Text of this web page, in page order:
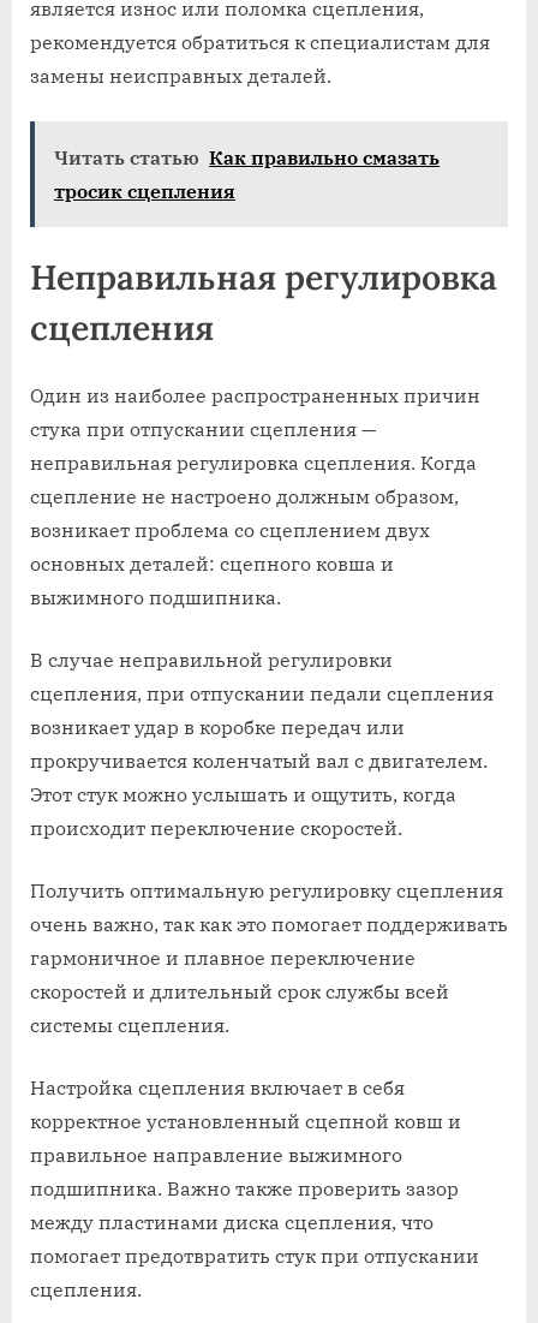
является износ или поломка сцепления,
рекомендуется обратиться к специалистам для
замены неисправных деталей.
Читать статью Как правильно смазать
тросик сцепления
Неправильная регулировка
сцепления
Один из наиболее распространенных причин
стука при отпускании сцепления —
неправильная регулировка сцепления. Когда
сцепление не настроено должным образом,
возникает проблема со сцеплением двух
основных деталей: сцепного ковша и
выжимного подшипника.
В случае неправильной регулировки
сцепления, при отпускании педали сцепления
возникает удар в коробке передач или
прокручивается коленчатый вал с двигателем.
Этот стук можно услышать и ощутить, когда
происходит переключение скоростей.
Получить оптимальную регулировку сцепления
очень важно, так как это помогает поддерживать
гармоничное и плавное переключение
скоростей и длительный срок службы всей
системы сцепления.
Настройка сцепления включает в себя
корректное установленный сцепной ковш и
правильное направление выжимного
подшипника. Важно также проверить зазор
между пластинами диска сцепления, что
помогает предотвратить стук при отпускании
сцепления.